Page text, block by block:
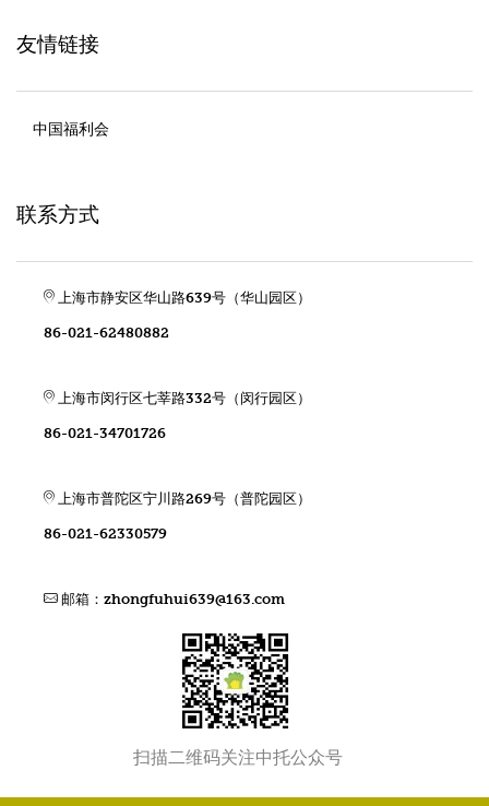
友情链接
中国福利会
联系方式
上海市静安区华山路639号（华山园区）
86-021-62480882
上海市闵行区七莘路332号（闵行园区）
86-021-34701726
上海市普陀区宁川路269号（普陀园区）
86-021-62330579
邮箱： zhongfuhui639@163.com
扫描二维码关注中托公众号